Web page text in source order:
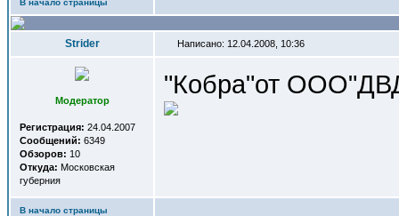
В начало страницы
Strider Написано: 12.04.2008, 10:36
Модератор
Регистрация: 24.04.2007
Сообщений: 6349
Обзоров: 10
Откуда: Московская
губерния
"Кобра"от
В начало страницы